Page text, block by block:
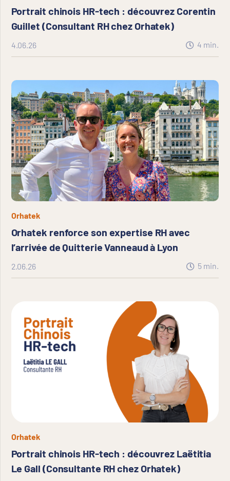
Portrait chinois HR-tech : découvrez Corentin
Guillet (Consultant RH chez Orhatek)
4.06.26 4 min.
Orhatek
Orhatek renforce son expertise RH avec
l’arrivée de Quitterie Vanneaud à Lyon
2.06.26 5 min.
Orhatek
Portrait chinois HR-tech : découvrez Laëtitia
Le Gall (Consultante RH chez Orhatek)